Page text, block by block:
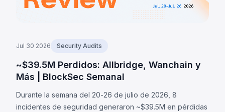
Jul 30 2026 Security Audits
~$39.5M Perdidos: Allbridge, Wanchain y
Más | BlockSec Semanal
Durante la semana del 20-26 de julio de 2026, 8
incidentes de seguridad generaron ~$39.5M en pérdidas